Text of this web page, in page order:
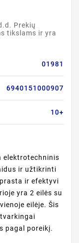
Prekių
tikslams ir yra
01981
6940151000907
10+
elektrotechninis
ir užtikrinti
ir efektyvi
yra 2 eilės su
eilėje. Šis
pagal poreikį.